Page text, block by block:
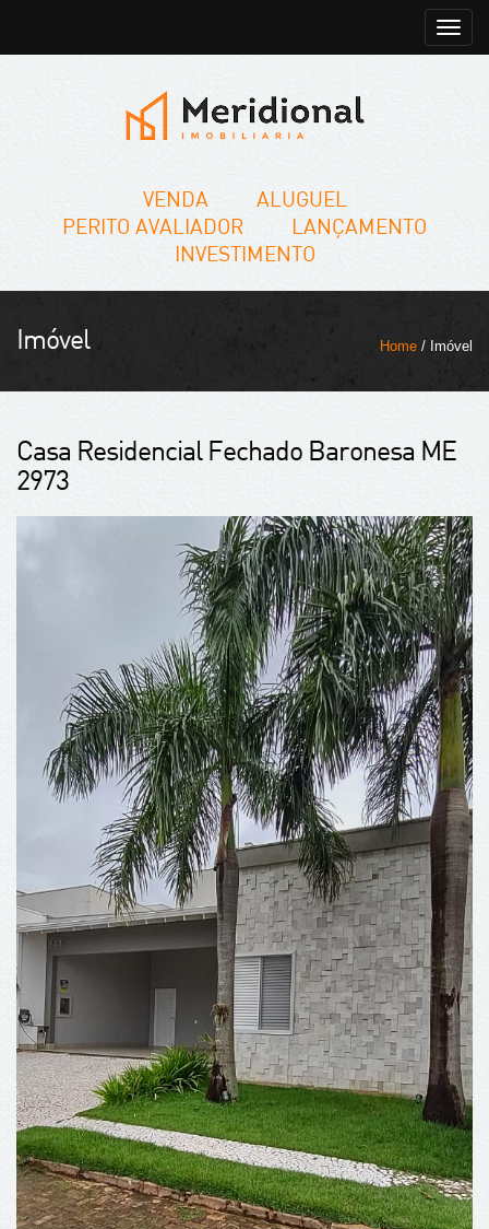
Toggle
VENDA
ALUGUEL
PERITO AVALIADOR
LANÇAMENTO
INVESTIMENTO
Home / Imóvel
Imóvel
Casa Residencial Fechado Baronesa ME
2973